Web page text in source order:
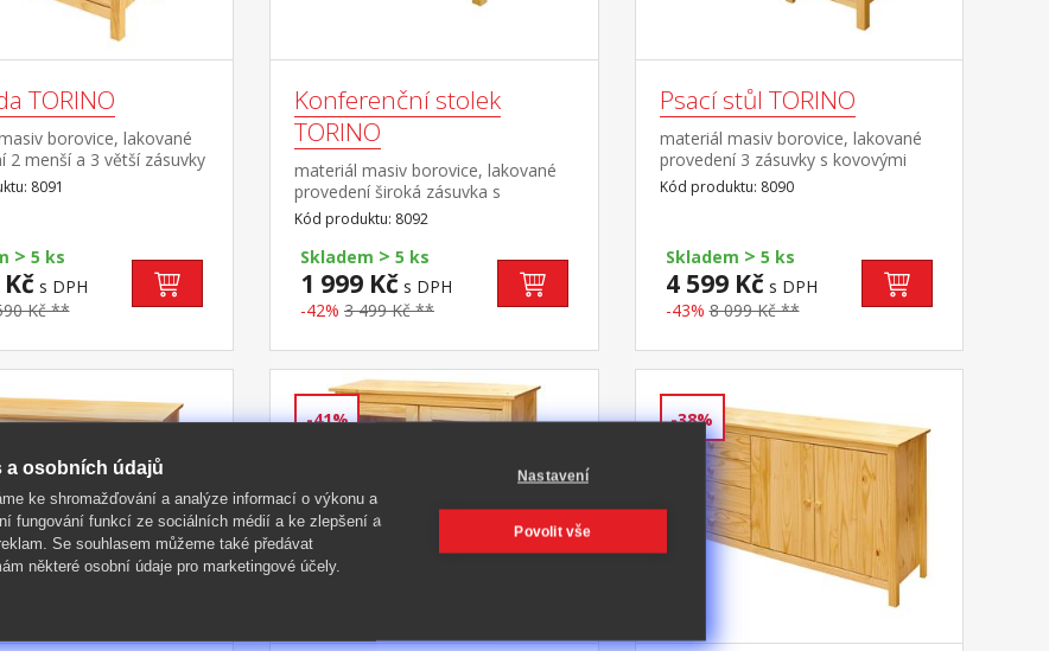
TORINO
borovice, lakované
2 menší a 3 větší zásuvky
pojezdy
8091
> 5 ks
s DPH
Kč **
Konferenční stolek
TORINO
materiál masiv borovice, lakované
provedení široká zásuvka s
kovovými pojezdy
Kód produktu: 8092
Skladem > 5 ks
1 999 Kč s DPH
-42% 3 499 Kč **
Psací stůl TORINO
materiál masiv borovice, lakované
provedení 3 zásuvky s kovovými
pojezdy, 1 police výsuv není
součástí dodávky ke stolu je možno
klávesnici 8840
Kód produktu: 8090
Skladem > 5 ks
4 599 Kč s DPH
-43% 8 099 Kč **
-41% -38%
a osobních údajů
ke shromažďování a analýze informací o výkonu a
fungování funkcí ze sociálních médií a ke zlepšení a
Se souhlasem můžeme také předávat
některé osobní údaje pro marketingové účely.
Nastavení
Povolit vše